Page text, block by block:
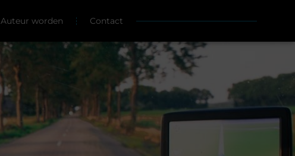
Auteur worden Contact